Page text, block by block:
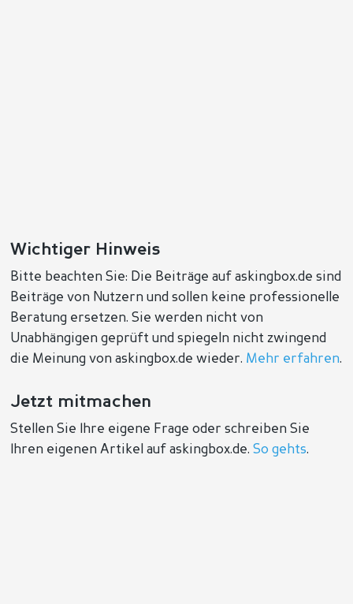
Wichtiger Hinweis
Bitte beachten Sie: Die Beiträge auf askingbox.de sind
Beiträge von Nutzern und sollen keine professionelle
Beratung ersetzen. Sie werden nicht von
Unabhängigen geprüft und spiegeln nicht zwingend
die Meinung von askingbox.de wieder. Mehr erfahren.
Jetzt mitmachen
Stellen Sie Ihre eigene Frage oder schreiben Sie
Ihren eigenen Artikel auf askingbox.de.So gehts.